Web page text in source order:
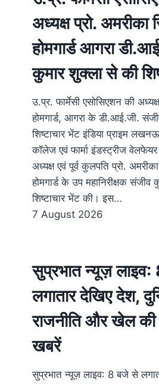
अध्यक्ष प्रो. अमरीका
होमगार्ड आगरा
कुमार शुक्ला से की
उ.प्र. फार्मेसी एसोसिएशन की
होमगार्ड, आगरा के डी.आई.जी.
शिष्टाचार भेंट इंडिया प्राइम
कॉलेज एवं फार्मा इंडस्ट्रीज
अध्यक्ष एवं पूर्व कुलपति प्रो.
होमगार्ड के उप महानिरीक्षक
शिष्टाचार भेंट की। इस…
7 August 2026
सुप्रभात न्यूज़
लगातार देखिए देश,
राजनीति और खेल
खबरें
सुप्रभात न्यूज़ लाइव: 8 बजे से